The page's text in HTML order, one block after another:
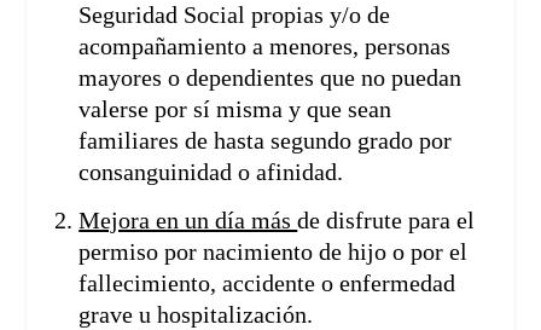
Seguridad Social propias y/o de
acompañamiento a menores, personas
mayores o dependientes que no puedan
valerse por sí misma y que sean
familiares de hasta segundo grado por
consanguinidad o afinidad.
Mejora en un día másde disfrute para el
permiso por nacimiento de hijo o por el
fallecimiento, accidente o enfermedad
grave u hospitalización.